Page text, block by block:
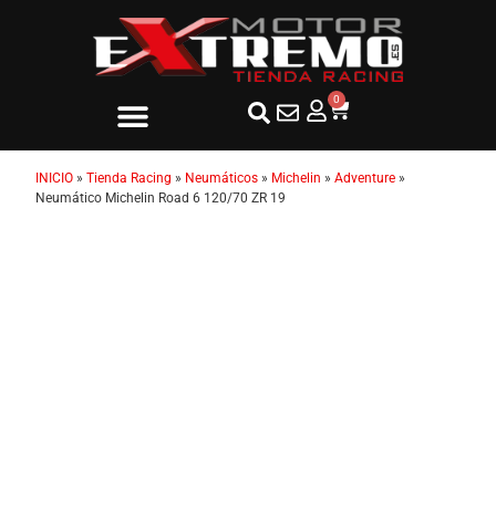
0
INICIO » Tienda Racing » Neumáticos » Michelin » Adventure »
Neumático Michelin Road 6 120/70 ZR 19